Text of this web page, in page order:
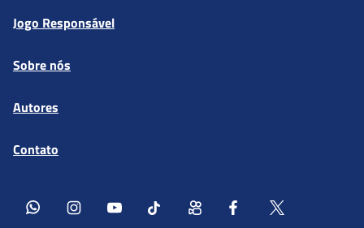
Jogo Responsável
Sobre nós
Autores
Contato